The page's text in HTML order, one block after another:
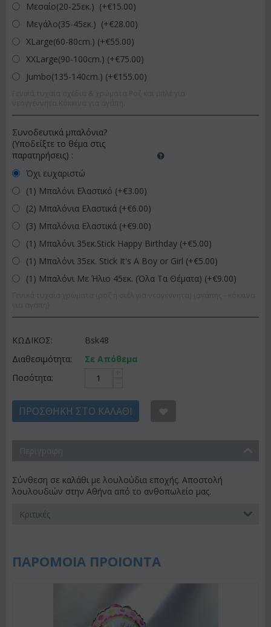
Μεσαίο(20-25εκ.) (+€15.00)
Μεγάλο(35-45εκ.) (+€28.00)
XLarge(60-80cm.) (+€55.00)
XXLarge(90-100cm.) (+€75.00)
Jumbo(135-140cm.) (+€155.00)
Συνοδευτικά μπαλόνια?
(Υποδείξτε το θέμα στις
παρατηρήσεις) :
Όχι ευχαριστώ
(1) Μπαλόνι Ελαστικό (+€3.00)
(2) Μπαλόνια Ελαστικά (+€6.00)
(3) Μπαλόνια Ελαστικά (+€9.00)
(1) Μπαλόνι 35εκ.Stick Happy Birthday (+€5.00)
(1) Μπαλόνι 35εκ. Stick It's A Boy or Girl (+€5.00)
(1) Μπαλόνι Με Ήλιο 45εκ. (Όλα Τα Θέματα) (+€9.00)
ΚΩΔΙΚΟΣ:
Bsk48
Διαθεσιμότητα:
Σε Απόθεμα
Ποσότητα:
ΠΡΟΣΘΉΚΗ ΣΤΟ ΚΑΛΆΘΙ
Σύνθεση σε καλάθι με λουλούδια εποχής. Αποστολή
λουλουδιών στην Αθήνα από το ανθοπωλείο μας.
Κριτικές
ΠΑΡΟΜΟΙΑ ΠΡΟΙΟΝΤΑ